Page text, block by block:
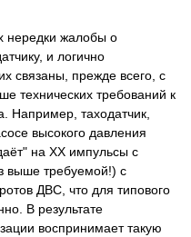
нередки жалобы о
и логично
связаны, прежде всего, с
технических требований к
Например, таходатчик,
высокого давления
на ХХ импульсы с
выше требуемой!) с
ДВС, что для типового
В результате
воспринимает такую